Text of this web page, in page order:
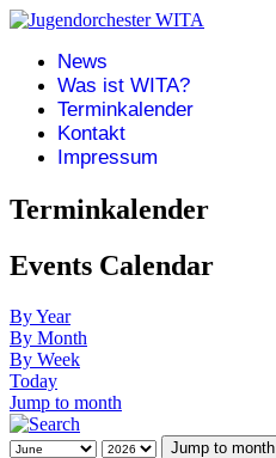
News
Was ist WITA?
Terminkalender
Kontakt
Impressum
Terminkalender
Events Calendar
By Year
By Month
By Week
Today
Jump to month
Jump to month